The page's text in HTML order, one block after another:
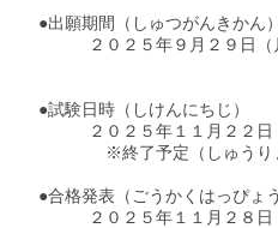
●出願期間（しゅつがんきかん）
２０２５年９月２９日（月
※郵便消印有効
●試験日時（しけんにちじ）
２０２５年１１月２２日（
※終了予定（しゅうりょ
●合格発表（ごうかくはっぴょう
２０２５年１１月２８日（